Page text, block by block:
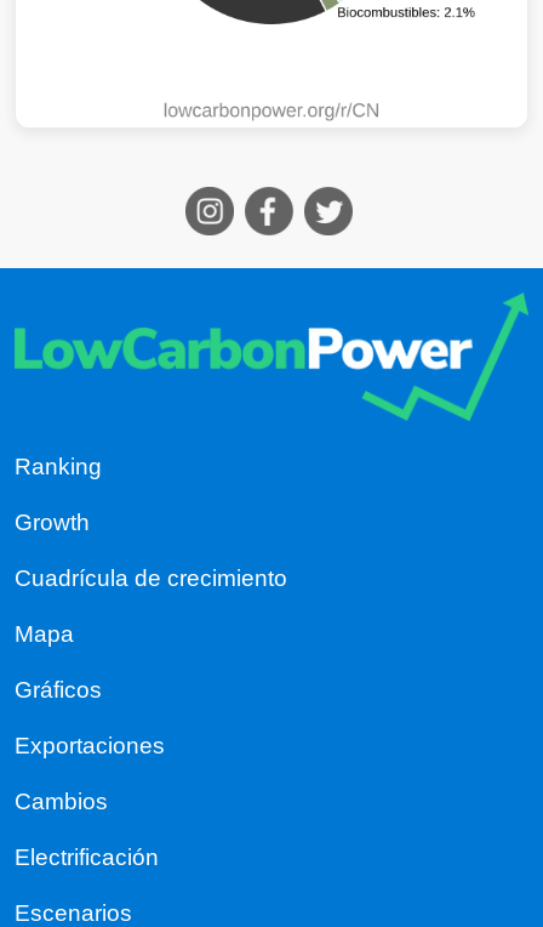
Ranking
Growth
Cuadrícula de crecimiento
Mapa
Gráficos
Exportaciones
Cambios
Electrificación
Escenarios